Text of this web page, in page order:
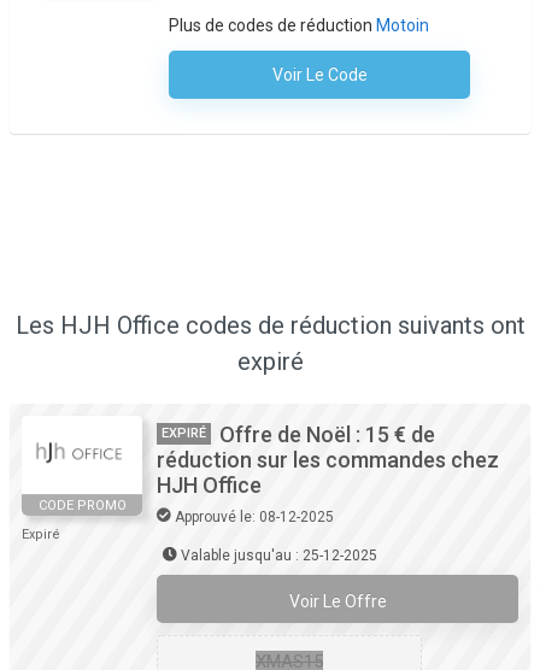
Plus de codes de réduction Motoin
Voir Le Code
Aucun Code N'est Nécessaire
Les HJH Office codes de réduction suivants ont
expiré
CODE PROMO
Expiré
EXPIRÉ
Offre de Noël : 15 € de
réduction sur les commandes chez
HJH Office
Approuvé le: 08-12-2025
Valable jusqu'au : 25-12-2025
Voir Le Offre
XMAS15